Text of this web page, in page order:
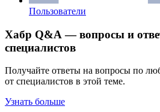
Пользователи
Хабр Q&A — вопросы и
специалистов
Получайте ответы на вопросы по
от специалистов в этой теме.
Узнать больше